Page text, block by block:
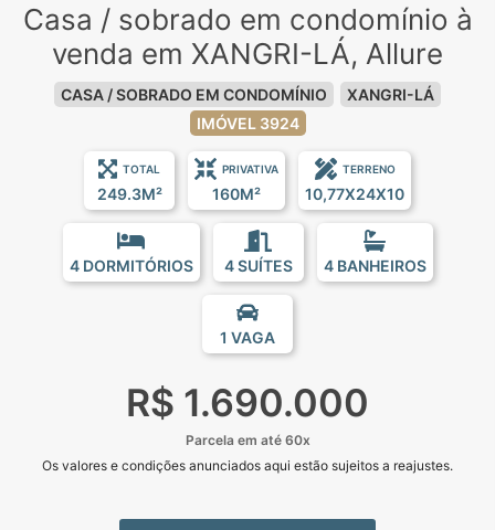
Casa / sobrado em condomínio à
venda em XANGRI-LÁ, Allure
CASA / SOBRADO EM CONDOMÍNIO
XANGRI-LÁ
IMÓVEL 3924
TOTAL
249.3M²
PRIVATIVA
160M²
TERRENO
10,77X24X10
4 DORMITÓRIOS 4 SUÍTES 4 BANHEIROS
1 VAGA
R$ 1.690.000
Parcela em até 60x
Os valores e condições anunciados aqui estão sujeitos a reajustes.